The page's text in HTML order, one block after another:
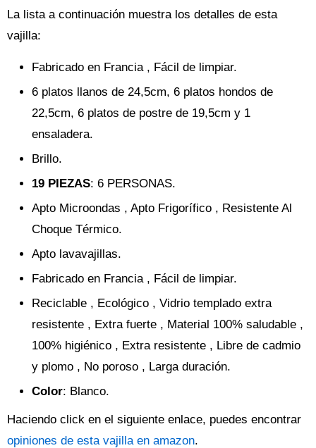
La lista a continuación muestra los detalles de esta
vajilla:
Fabricado en Francia , Fácil de limpiar.
6 platos llanos de 24,5cm, 6 platos hondos de
22,5cm, 6 platos de postre de 19,5cm y 1
ensaladera.
Brillo.
19 PIEZAS: 6 PERSONAS.
Apto Microondas , Apto Frigorífico , Resistente Al
Choque Térmico.
Apto lavavajillas.
Fabricado en Francia , Fácil de limpiar.
Reciclable , Ecológico , Vidrio templado extra
resistente , Extra fuerte , Material 100% saludable ,
100% higiénico , Extra resistente , Libre de cadmio
y plomo , No poroso , Larga duración.
Color: Blanco.
Haciendo click en el siguiente enlace, puedes encontrar
opiniones de esta vajilla en amazon.